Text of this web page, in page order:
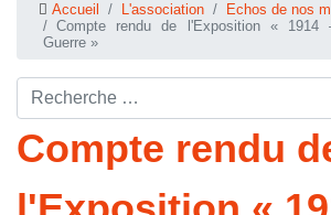
Accueil L'association
Echos de nos
Compte rendu de l'Exposition « 1914
Guerre »
Rechercher ...
Compte rendu